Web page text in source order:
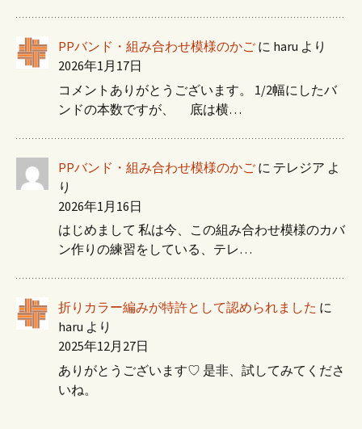
PPバンド・組み合わせ模様のかご に haru より
2026年1月17日
コメントありがとうございます。 1/2幅にしたバ
ンドの本数ですが、 底は横…
PPバンド・組み合わせ模様のかご に テレジア よ
り
2026年1月16日
はじめまして 私は今、この組み合わせ模様のカバ
ン作りの練習をしている、テレ…
折りカラー編みが特許として認められました に
haru より
2025年12月27日
ありがとうございます♡ 是非、試してみてくださ
いね。